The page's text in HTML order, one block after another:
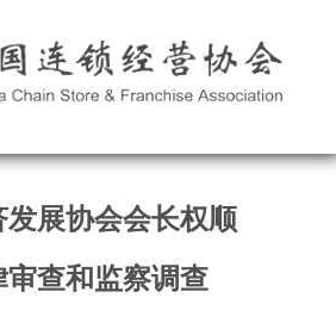
展协会会长权顺
查和监察调查